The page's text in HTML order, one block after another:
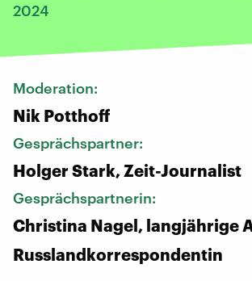
2024
Moderation:
Nik Potthoff
Gesprächspartner:
Holger Stark, Zeit-Journalist
Gesprächspartnerin:
Christina Nagel, langjährige
Russlandkorrespondentin